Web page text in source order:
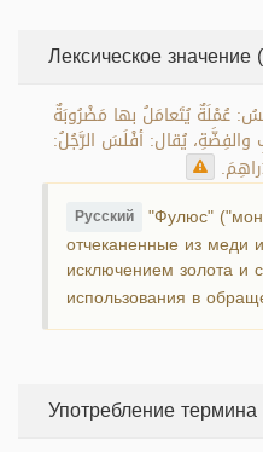
Лексическое значение
عُمْلَةٌ يُتَعامَلُ بها مَضْرُوبَةٌ
يُقال: أفْلَسَ الرَّجُلُ:
Русский "Фулюс"
отчеканенные из меди
исключением золота и
использования в
Употребление термина